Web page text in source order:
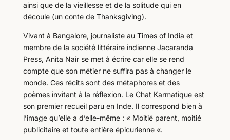
ainsi que de la vieillesse et de la solitude qui en
découle (un conte de Thanksgiving).
Vivant à Bangalore, journaliste au Times of India et
membre de la société littéraire indienne Jacaranda
Press, Anita Nair se met à écrire car elle se rend
compte que son métier ne suffira pas à changer le
monde. Ces récits sont des métaphores et des
poèmes invitant à la réflexion. Le Chat Karmatique est
son premier recueil paru en Inde. Il correspond bien à
l’image qu’elle a d’elle-même : « Moitié parent, moitié
publicitaire et toute entière épicurienne «.